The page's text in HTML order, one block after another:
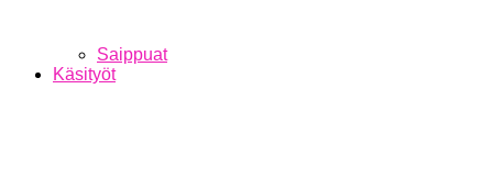
Saippuat
Käsityöt